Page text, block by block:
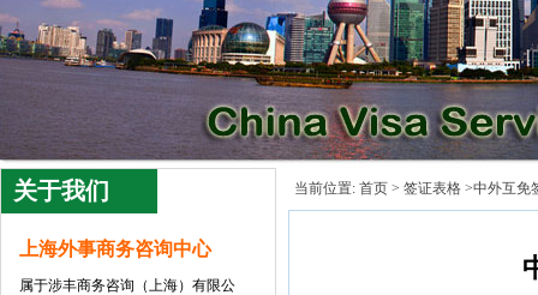
关于我们
上海外事商务咨询中心
属于涉丰商务咨询（上海）有限公
当前位置: 首页 > 签证表格 >中外互免